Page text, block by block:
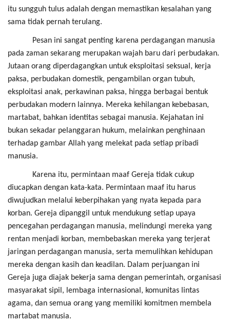
itu sungguh tulus adalah dengan memastikan kesalahan yang
sama tidak pernah terulang.
Pesan ini sangat penting karena perdagangan manusia
pada zaman sekarang merupakan wajah baru dari perbudakan.
Jutaan orang diperdagangkan untuk eksploitasi seksual, kerja
paksa, perbudakan domestik, pengambilan organ tubuh,
eksploitasi anak, perkawinan paksa, hingga berbagai bentuk
perbudakan modern lainnya. Mereka kehilangan kebebasan,
martabat, bahkan identitas sebagai manusia. Kejahatan ini
bukan sekadar pelanggaran hukum, melainkan penghinaan
terhadap gambar Allah yang melekat pada setiap pribadi
manusia.
Karena itu, permintaan maaf Gereja tidak cukup
diucapkan dengan kata-kata. Permintaan maaf itu harus
diwujudkan melalui keberpihakan yang nyata kepada para
korban. Gereja dipanggil untuk mendukung setiap upaya
pencegahan perdagangan manusia, melindungi mereka yang
rentan menjadi korban, membebaskan mereka yang terjerat
jaringan perdagangan manusia, serta memulihkan kehidupan
mereka dengan kasih dan keadilan. Dalam perjuangan ini
Gereja juga diajak bekerja sama dengan pemerintah, organisasi
masyarakat sipil, lembaga internasional, komunitas lintas
agama, dan semua orang yang memiliki komitmen membela
martabat manusia.